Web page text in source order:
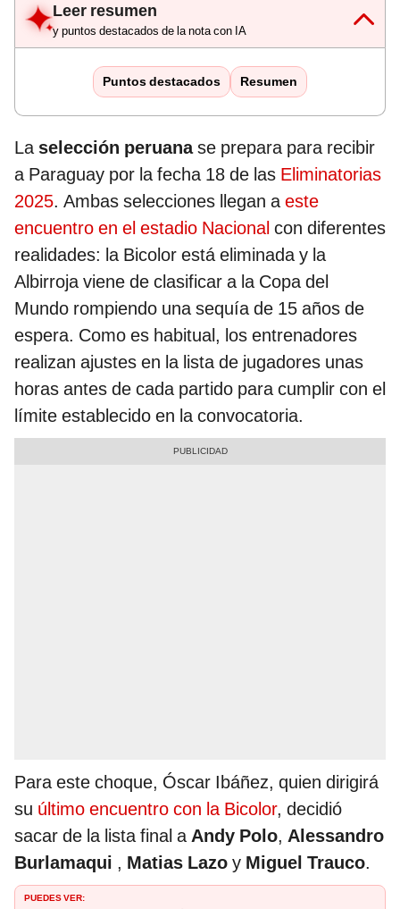
Leer resumen
y puntos destacados de la nota con IA
Puntos destacados Resumen
La selección peruanase prepara para recibir
a Paraguay por la fecha 18 de las Eliminatorias
2025. Ambas selecciones llegan aeste
encuentro en el estadio Nacional con diferentes
realidades: la Bicolor está eliminada y la
Albirroja viene de clasificar a la Copa del
Mundo rompiendo una sequía de 15 años de
espera. Como es habitual, los entrenadores
realizan ajustes en la lista de jugadores unas
horas antes de cada partido para cumplir con el
límite establecido en la convocatoria.
Para este choque, Óscar Ibáñez, quien dirigirá
su último encuentro con la Bicolor, decidió
sacar de la lista final aAndy Polo, Alessandro
Burlamaqui , Matias Lazo y Miguel Trauco.
PUEDES VER: